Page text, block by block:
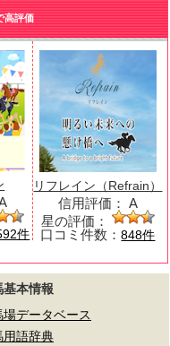
高評価
件
リフレイン（Refrain）
信用評価： A
星の評価：
口コミ件数：848件
基本情報
場データベース
用語辞典